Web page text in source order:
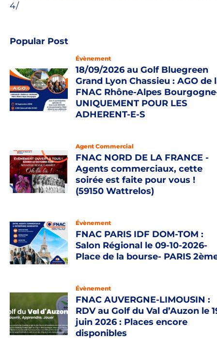
4/
Popular Post
Évènement
18/09/2026 au Golf Bluegreen
Grand Lyon Chassieu : AGO de
FNAC Rhône-Alpes
UNIQUEMENT POUR LES
ADHERENT-E-S
Agent Commercial
FNAC NORD DE LA FRANCE -
Agents commerciaux, cette
soirée est faite pour vous !
(59150 Wattrelos)
Évènement
FNAC PARIS IDF DOM-TOM :
Salon Régional le 09-10-2026-
Place de la bourse- PARIS
Évènement
FNAC AUVERGNE-LIMOUSIN :
RDV au Golf du Val d’Auzon le
juin 2026 : Places encore
disponibles